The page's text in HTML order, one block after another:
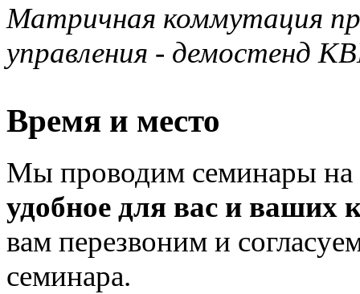
Матричная коммутация
управления - демостенд
Время и место
Мы проводим семинары на
удобное для вас и ваших
вам перезвоним и
семинара.